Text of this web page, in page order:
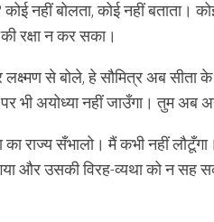
कोई नहीं बोलता, कोई नहीं बताता।
रक्षा न कर सका।
से बोले, हे सौमित्र अब सीता
भी अयोध्या नहीं जाउँगा। तुम अब
राज्य सँभालो। मैं कभी नहीं
और उसकी विरह-व्यथा को न सह